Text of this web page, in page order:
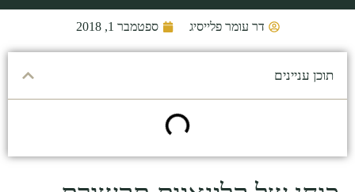
דר עומר פלייסיג ספטמבר 1, 2018
תוכן עניינים